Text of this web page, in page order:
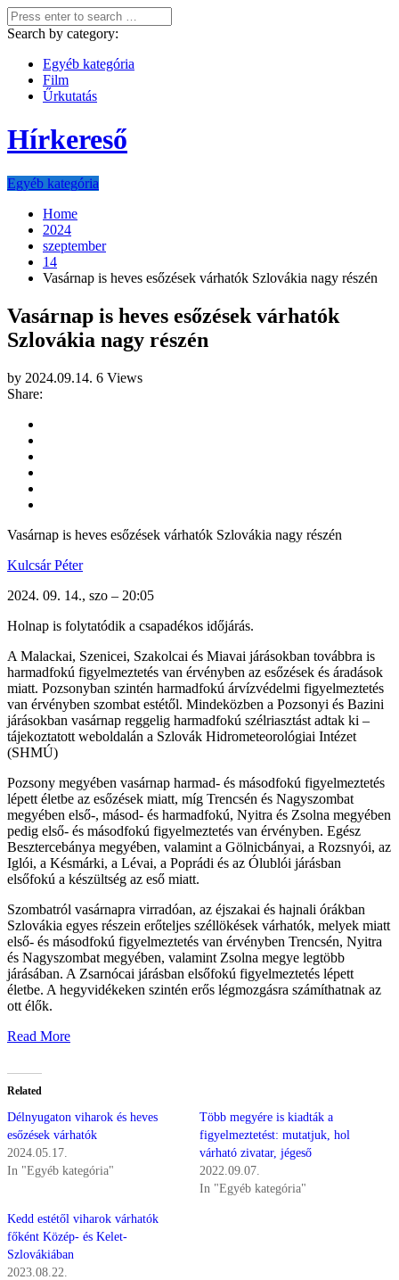
Search by category:
Egyéb kategória
Film
Űrkutatás
Hírkereső
Egyéb kategória
Home
2024
szeptember
14
Vasárnap is heves esőzések várhatók Szlovákia nagy részén
Vasárnap is heves esőzések várhatók
Szlovákia nagy részén
by 2024.09.14. 6 Views
Share:
Vasárnap is heves esőzések várhatók Szlovákia nagy részén
Kulcsár Péter
2024. 09. 14., szo – 20:05
Holnap is folytatódik a csapadékos időjárás.
A Malackai, Szenicei, Szakolcai és Miavai járásokban továbbra is
harmadfokú figyelmeztetés van érvényben az esőzések és áradások
miatt. Pozsonyban szintén harmadfokú árvízvédelmi figyelmeztetés
van érvényben szombat estétől. Mindeközben a Pozsonyi és Bazini
járásokban vasárnap reggelig harmadfokú szélriasztást adtak ki –
tájekoztatott weboldalán a Szlovák Hidrometeorológiai Intézet
(SHMÚ)
Pozsony megyében vasárnap harmad- és másodfokú figyelmeztetés
lépett életbe az esőzések miatt, míg Trencsén és Nagyszombat
megyében első-, másod- és harmadfokú, Nyitra és Zsolna megyében
pedig első- és másodfokú figyelmeztetés van érvényben. Egész
Besztercebánya megyében, valamint a Gölnicbányai, a Rozsnyói, az
Iglói, a Késmárki, a Lévai, a Poprádi és az Ólublói járásban
elsőfokú a készültség az eső miatt.
Szombatról vasárnapra virradóan, az éjszakai és hajnali órákban
Szlovákia egyes részein erőteljes széllökések várhatók, melyek miatt
első- és másodfokú figyelmeztetés van érvényben Trencsén, Nyitra
és Nagyszombat megyében, valamint Zsolna megye legtöbb
járásában. A Zsarnócai járásban elsőfokú figyelmeztetés lépett
életbe. A hegyvidékeken szintén erős légmozgásra számíthatnak az
ott élők.
Read More
Related
Délnyugaton viharok és heves
esőzések várhatók
2024.05.17.
In "Egyéb kategória"
Több megyére is kiadták a
figyelmeztetést: mutatjuk, hol
várható zivatar, jégeső
2022.09.07.
In "Egyéb kategória"
Kedd estétől viharok várhatók
főként Közép- és Kelet-
Szlovákiában
2023.08.22.